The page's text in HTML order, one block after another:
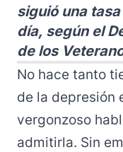
siguió una
día, según el
de los
No hace tanto
de la depresión
vergonzoso
admitirla. Sin